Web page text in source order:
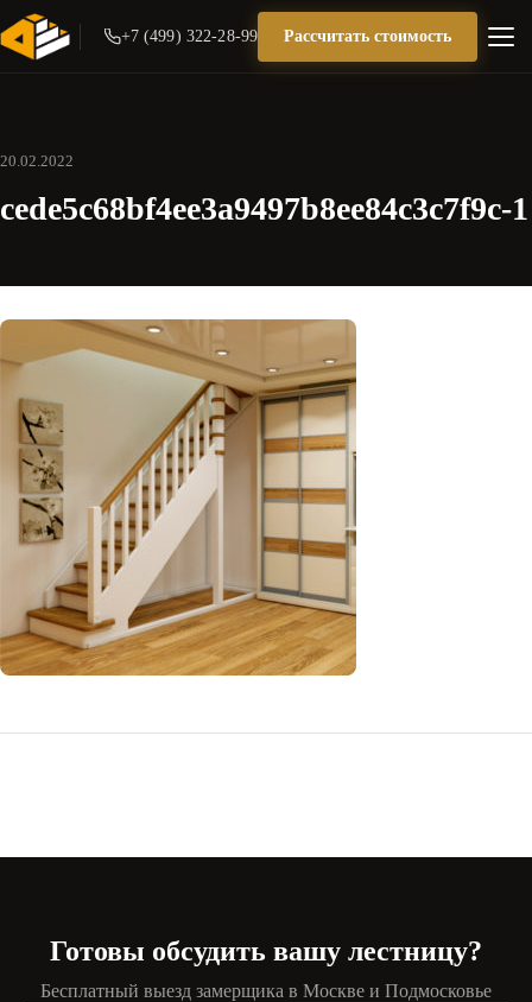
+7 (499) 322-28-99 Рассчитать стоимость
20.02.2022
cede5c68bf4ee3a9497b8ee84c3c7f9c-1
Готовы обсудить вашу лестницу?
Бесплатный выезд замерщика в Москве и Подмосковье